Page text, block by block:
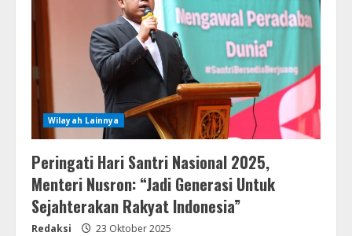
Wilayah Lainnya
Peringati Hari Santri Nasional 2025,
Menteri Nusron: “Jadi Generasi Untuk
Sejahterakan Rakyat Indonesia”
Redaksi 23 Oktober 2025